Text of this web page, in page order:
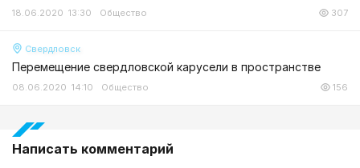
18.06.2020 13:30 Общество 307
Свердловск
Перемещение свердловской карусели в пространстве
08.06.2020 14:10 Общество 156
Написать комментарий